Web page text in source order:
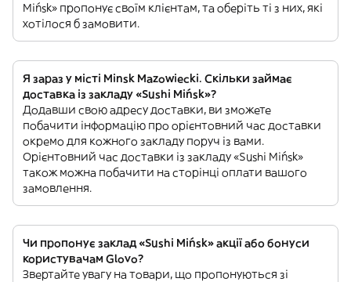
Mińsk» пропонує своїм клієнтам, та оберіть ті з них, які
хотілося б замовити.
Я зараз у місті Minsk Mazowiecki. Скільки займає
доставка із закладу «Sushi Mińsk»?
Додавши свою адресу доставки, ви зможете
побачити інформацію про орієнтовний час доставки
окремо для кожного закладу поруч із вами.
Орієнтовний час доставки із закладу «Sushi Mińsk»
також можна побачити на сторінці оплати вашого
замовлення.
Чи пропонує заклад «Sushi Mińsk» акції або бонуси
користувачам Glovo?
Звертайте увагу на товари, що пропонуються зі